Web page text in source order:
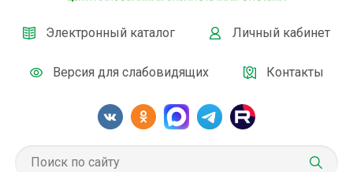
Электронный каталог Личный кабинет
Версия для слабовидящих Контакты